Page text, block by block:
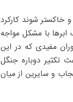
خاکستر شوند کارکرد
با مشکل مواجه
مفیدی که در این
تکثیر دوباره جنگل
و سایرین از میان